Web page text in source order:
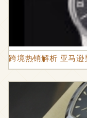
跨境热销解析 亚马